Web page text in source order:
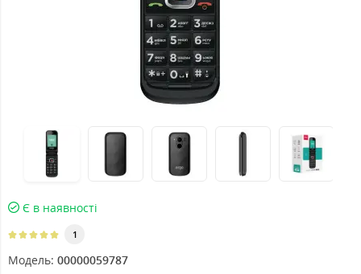
Є в наявності
1
Модель: 00000059787